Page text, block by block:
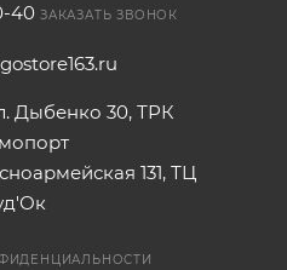
40 ЗАКАЗАТЬ ЗВОНОК
Дыбенко 30, ТРК
131, ТЦ